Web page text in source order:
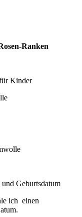
Ranken
Kinder
Geburtsdatum
ich einen